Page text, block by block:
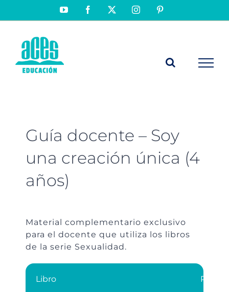
YouTubeFacebook Instagram
Guía docente – Soy
una creación única (4
años)
Material complementario exclusivo
para el docente que utiliza los libros
de la serie Sexualidad.
Libro